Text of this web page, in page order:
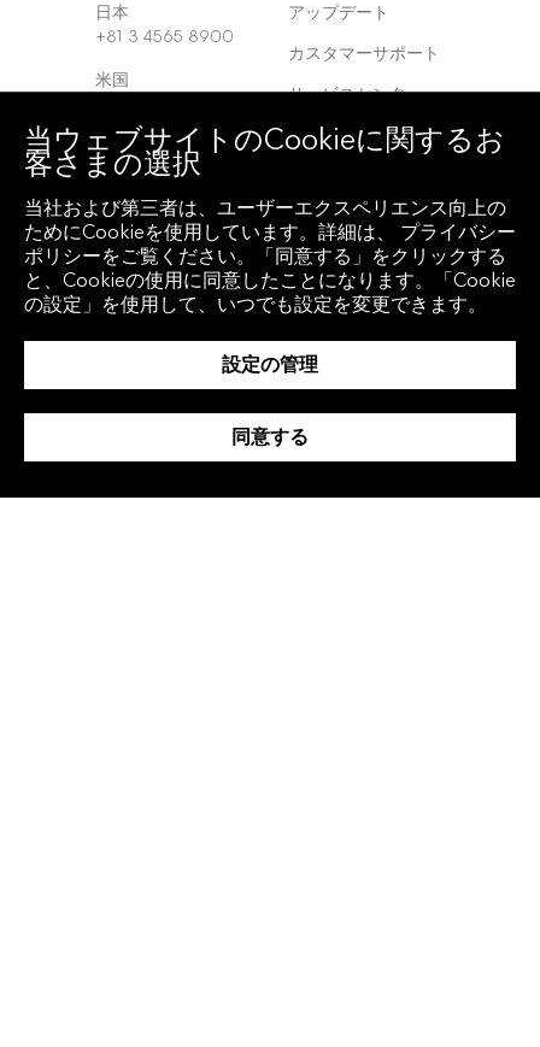
日本
+81 3 4565 8900
米国
ヨーロッパ
+44 20 7330 7500
アジア
+65 6212 1000
アップデート
カスタマーサポート
サービスセンター
クライアント アクセ
Anywhere
地域
グローバル
韓国
中国
当ウェブサイトのCookieに関するお
客さまの選択
当社および第三者は、ユーザーエクスペリエンス向上の
ためにCookieを使用しています。詳細は、 プライバシー
ポリシーをご覧ください。「同意する」をクリックする
と、Cookieの使用に同意したことになります。「Cookie
の設定」を使用して、いつでも設定を変更できます。
設定の管理
同意する